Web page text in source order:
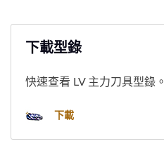
下載型錄
快速查看 LV 主力刀具型錄。
下載